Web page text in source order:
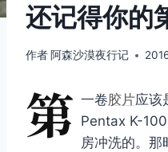
还记得你的
作者 阿森沙漠夜行记
第 一卷胶片应该
Pentax K-
房冲洗的。那